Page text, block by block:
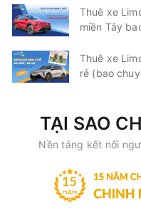
Giá vé:210.000
10:0110/08/2026
Tàu
Anh Quốc
Giá vé:210.000
Thuê xe
miền Tây
Thuê xe
rẻ (bao
TẠI SAO
Nền tảng kết nối